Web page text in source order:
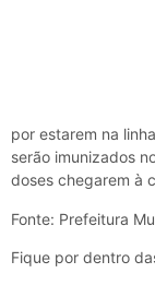
por estarem na
serão imunizados
doses chegarem à
Fonte: Prefeitura
Fique por dentro